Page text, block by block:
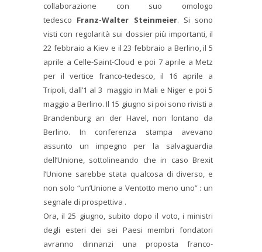
collaborazione con suo omologo
tedesco Franz-Walter Steinmeier. Si sono
visti con regolarità sui dossier più importanti, il
22 febbraio a Kiev e il 23 febbraio a Berlino, il 5
aprile a Celle-Saint-Cloud e poi 7 aprile a Metz
per il vertice franco-tedesco, il 16 aprile a
Tripoli, dall’1 al 3 maggio in Mali e Niger e poi 5
maggio a Berlino. Il 15 giugno si poi sono rivisti a
Brandenburg an der Havel, non lontano da
Berlino. In conferenza stampa avevano
assunto un impegno per la salvaguardia
dell’Unione, sottolineando che in caso Brexit
l’Unione sarebbe stata qualcosa di diverso, e
non solo “un’Unione a Ventotto meno uno” : un
segnale di prospettiva .
Ora, il 25 giugno, subito dopo il voto, i ministri
degli esteri dei sei Paesi membri fondatori
avranno dinnanzi una proposta franco-